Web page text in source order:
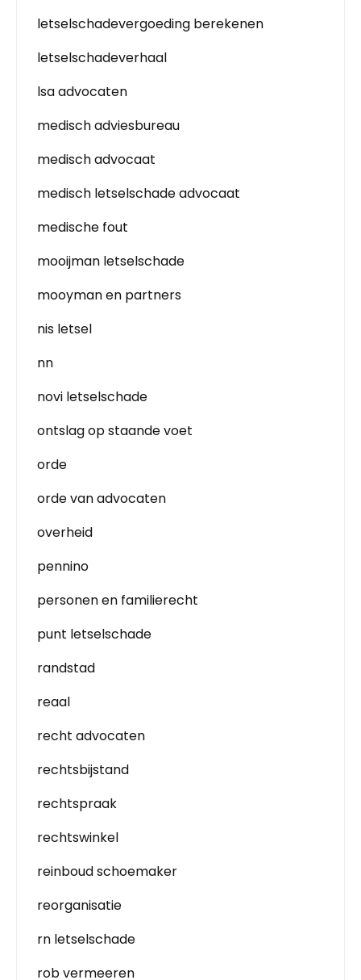
letselschadevergoeding berekenen
letselschadeverhaal
lsa advocaten
medisch adviesbureau
medisch advocaat
medisch letselschade advocaat
medische fout
mooijman letselschade
mooyman en partners
nis letsel
nn
novi letselschade
ontslag op staande voet
orde
orde van advocaten
overheid
pennino
personen en familierecht
punt letselschade
randstad
reaal
recht advocaten
rechtsbijstand
rechtspraak
rechtswinkel
reinboud schoemaker
reorganisatie
rn letselschade
rob vermeeren